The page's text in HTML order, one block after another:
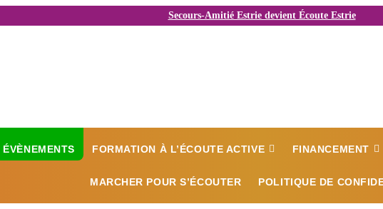
Secours-Amitié Estrie devient Écoute Estrie
ÉVÈNEMENTS FORMATION À L’ÉCOUTE ACTIVE FINANCEMENT
MARCHER POUR S’ÉCOUTER POLITIQUE DE